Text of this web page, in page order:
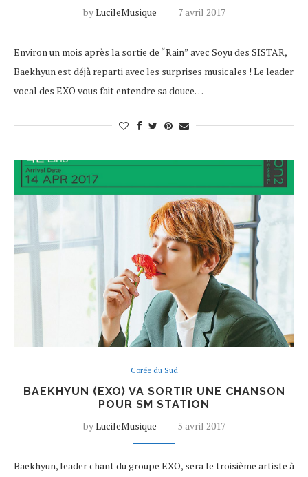
byLucileMusique 7 avril 2017
Environ un mois après la sortie de “Rain” avec Soyu des SISTAR,
Baekhyun est déjà reparti avec les surprises musicales ! Le leader
vocal des EXO vous fait entendre sa douce…
Corée du Sud
BAEKHYUN (EXO) VA SORTIR UNE CHANSON
POUR SM STATION
byLucileMusique 5 avril 2017
Baekhyun, leader chant du groupe EXO, sera le troisième artiste à